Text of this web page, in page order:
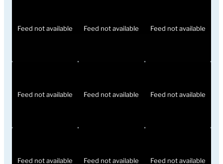
Feed not available Feed not available Feed not available
Feed not available Feed not available Feed not available
Feed not available Feed not available Feed not available